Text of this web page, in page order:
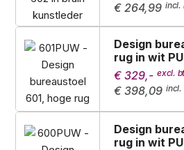
€ 264,99
Design
rug in wit PU
€ 329,-
€ 398,09
Design
rug in wit PU